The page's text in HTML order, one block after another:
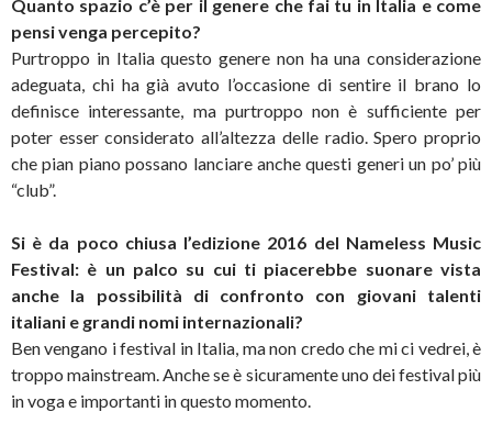
Quanto spazio c’è per il genere che fai tu in Italia e come
pensi venga percepito?
Purtroppo in Italia questo genere non ha una considerazione
adeguata, chi ha già avuto l’occasione di sentire il brano lo
definisce interessante, ma purtroppo non è sufficiente per
poter esser considerato all’altezza delle radio. Spero proprio
che pian piano possano lanciare anche questi generi un po’ più
“club”.
Si è da poco chiusa l’edizione 2016 del Nameless Music
Festival: è un palco su cui ti piacerebbe suonare vista
anche la possibilità di confronto con giovani talenti
italiani e grandi nomi internazionali?
Ben vengano i festival in Italia, ma non credo che mi ci vedrei, è
troppo mainstream. Anche se è sicuramente uno dei festival più
in voga e importanti in questo momento.